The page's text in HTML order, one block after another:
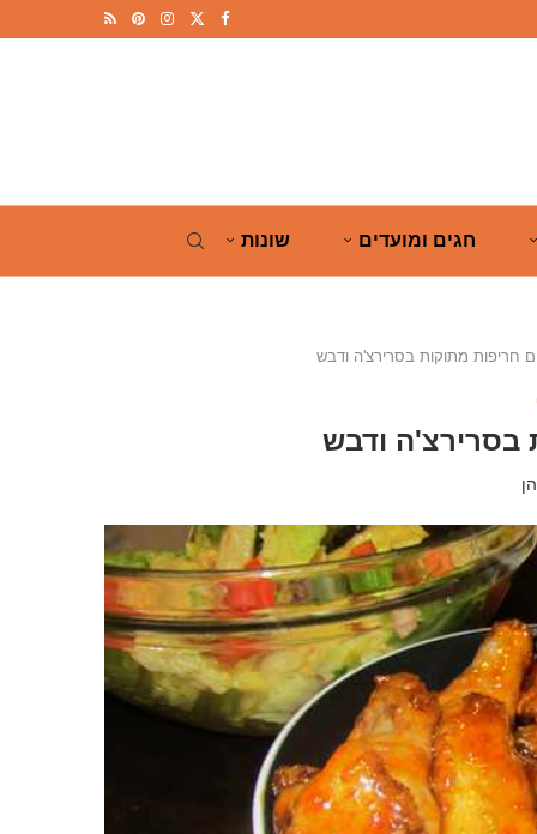
חגים ומועדים שונות
חריפות מתוקות בסרירצ'ה ודבש
בסרירצ'ה ודבש